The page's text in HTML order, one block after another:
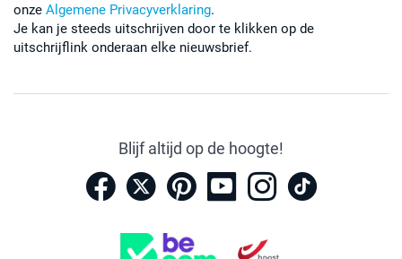
onze Algemene Privacyverklaring.
Je kan je steeds uitschrijven door te klikken op de
uitschrijflink onderaan elke nieuwsbrief.
Blijf altijd op de hoogte!